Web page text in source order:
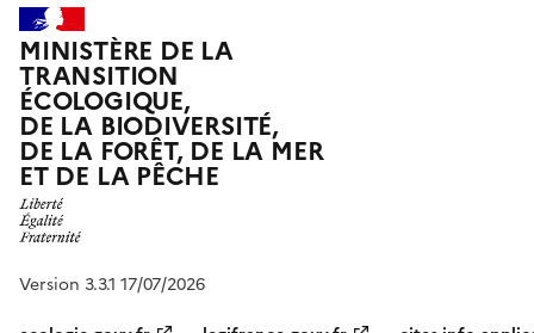
MINISTÈRE DE LA
TRANSITION
ÉCOLOGIQUE,
DE LA BIODIVERSITÉ,
DE LA FORÊT, DE LA MER
ET DE LA PÊCHE
Version 3.3.1 17/07/2026